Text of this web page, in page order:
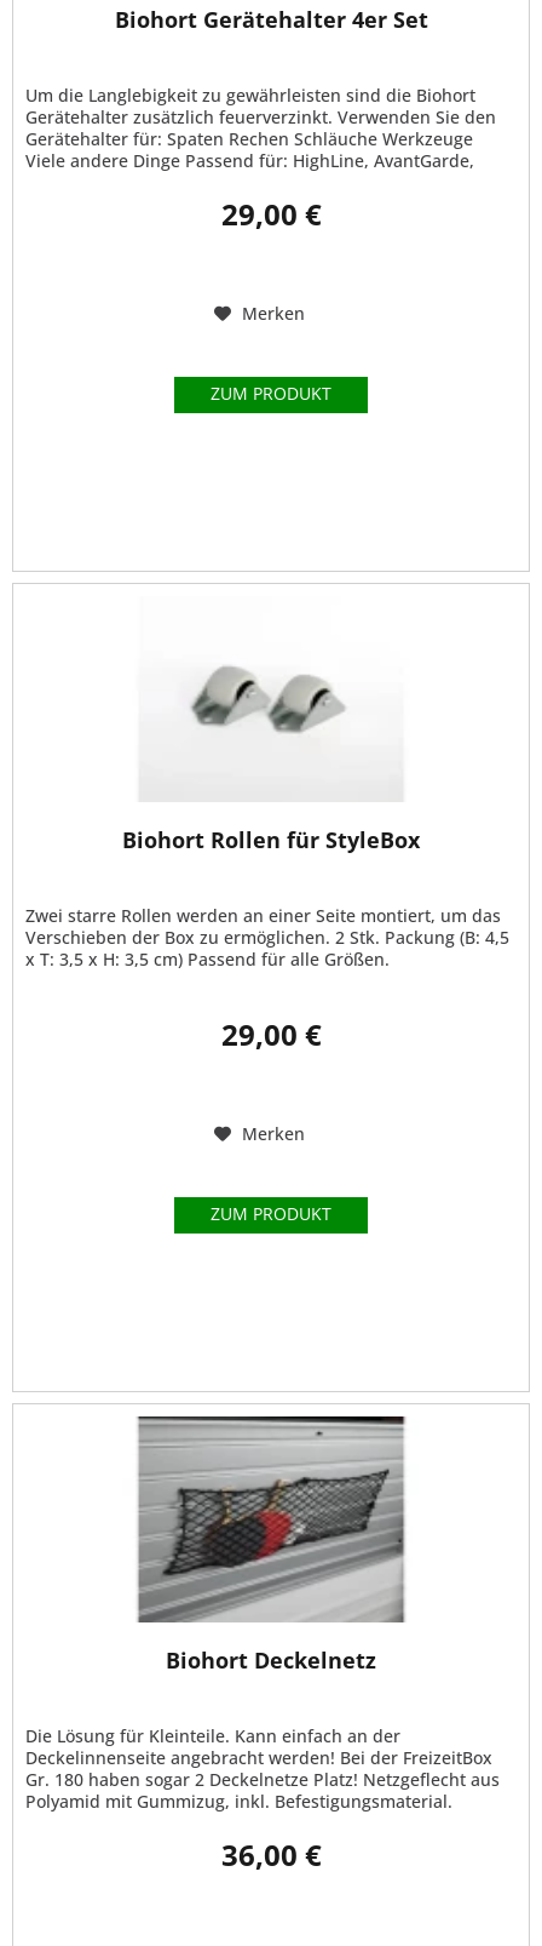
Biohort Gerätehalter 4er Set
Um die Langlebigkeit zu gewährleisten sind die Biohort
Gerätehalter zusätzlich feuerverzinkt. Verwenden Sie den
Gerätehalter für: Spaten Rechen Schläuche Werkzeuge
Viele andere Dinge Passend für: HighLine, AvantGarde,
29,00 €
Merken
ZUM PRODUKT
Biohort Rollen für StyleBox
Zwei starre Rollen werden an einer Seite montiert, um das
Verschieben der Box zu ermöglichen. 2 Stk. Packung (B: 4,5
x T: 3,5 x H: 3,5 cm) Passend für alle Größen.
29,00 €
Merken
ZUM PRODUKT
Biohort Deckelnetz
Die Lösung für Kleinteile. Kann einfach an der
Deckelinnenseite angebracht werden! Bei der FreizeitBox
Gr. 180 haben sogar 2 Deckelnetze Platz! Netzgeflecht aus
Polyamid mit Gummizug, inkl. Befestigungsmaterial.
36,00 €